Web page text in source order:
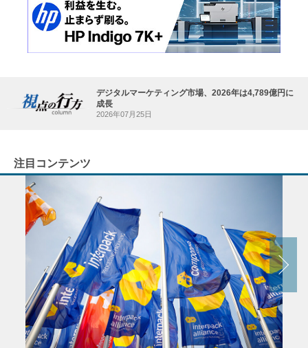
デジタルマーケティング市場、2026年は4,789億円に
成長
2026年07月25日
注目コンテンツ